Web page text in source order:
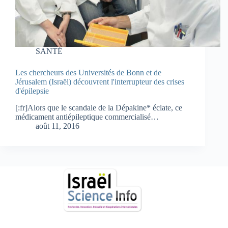
SANTÉ
Les chercheurs des Universités de Bonn et de
Jérusalem (Israël) découvrent l'interrupteur des crises
d'épilepsie
[:fr]Alors que le scandale de la Dépakine* éclate, ce
médicament antiépileptique commercialisé…
août 11, 2016